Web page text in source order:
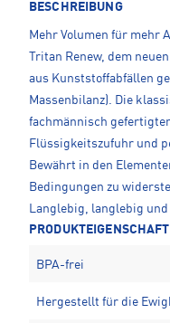
BESCHREIBUNG
Mehr Volumen für mehr
Tritan Renew, dem
aus Kunststoffabfällen
Massenbilanz). Die
fachmännisch
Flüssigkeitszufuhr und
Bewährt in den
Bedingungen zu
Langlebig, langlebig
BPA-frei
Hergestellt für die